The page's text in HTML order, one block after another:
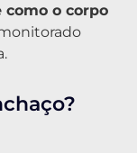
o corpo